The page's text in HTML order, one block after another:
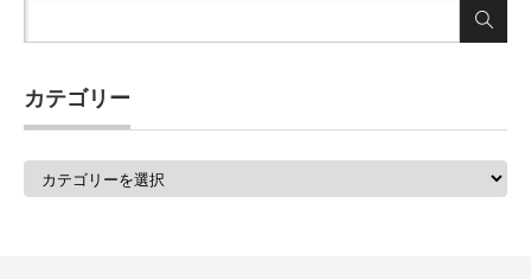
カテゴリー